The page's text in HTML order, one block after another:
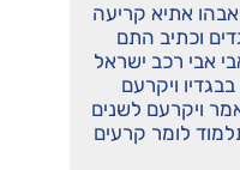
אתיא קריעה
וכתיב התם
אבי רכב ישראל
ויקרעם
ויקרעם לשנים
לומר קרעים